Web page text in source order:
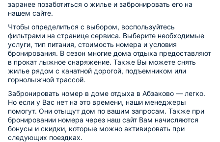
заранее позаботиться о жилье и забронировать его на
нашем сайте.
Чтобы определиться с выбором, воспользуйтесь
фильтрами на странице сервиса. Выберите необходимые
услуги, тип питания, стоимость номера и условия
бронирования. В сезон многие дома отдыха предоставляют
в прокат лыжное снаряжение. Также Вы можете снять
жилье рядом с канатной дорогой, подъемником или
горнолыжной трассой.
Забронировать номер в доме отдыха в Абзаково — легко.
Но если у Вас нет на это времени, наши менеджеры
помогут. Они отыщут дом по вашим запросам. Также при
бронировании номера через наш сайт Вам начисляются
бонусы и скидки, которые можно активировать при
следующих поездках.